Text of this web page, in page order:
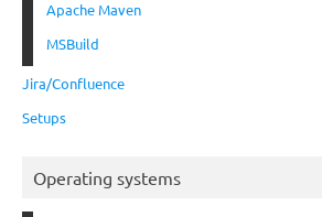
Apache Maven
MSBuild
Jira/Confluence
Setups
Operating systems